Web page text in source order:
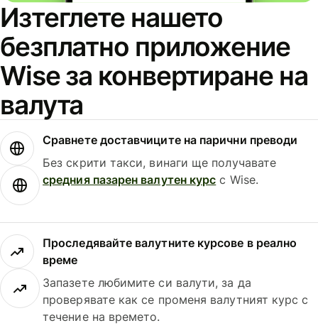
Изтеглете нашето
безплатно приложение
Wise за конвертиране на
валута
Сравнете доставчиците на парични преводи
Без скрити такси, винаги ще получавате
средния пазарен валутен курс с Wise.
Проследявайте валутните курсове в реално
време
Запазете любимите си валути, за да
проверявате как се променя валутният курс с
течение на времето.